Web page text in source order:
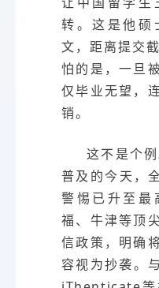
转。这是他硕
文，距离提交
怕的是，一旦
仅毕业无望，
销。
这不是个
普及的今天，
警惕已升至最
福、牛津等顶
信政策，明确
容视为抄袭。